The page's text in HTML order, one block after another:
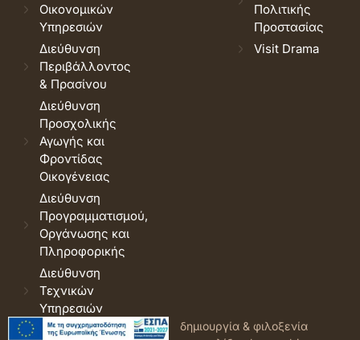
Οικονομικών
Υπηρεσιών
Διεύθυνση
Περιβάλλοντος
& Πρασίνου
Διεύθυνση
Προσχολικής
Αγωγής και
Φροντίδας
Οικογένειας
Διεύθυνση
Προγραμματισμού,
Οργάνωσης και
Πληροφορικής
Διεύθυνση
Τεχνικών
Υπηρεσιών
Πολιτικής
Προστασίας
Visit Drama
© 2026 Δήμος Δράμας. Όροι
δημιουργία & φιλοξενία